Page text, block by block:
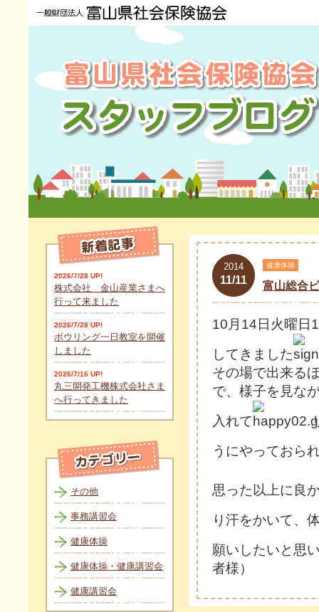
2014
11/11
健康体操
富山総合
10月14日火曜日
してきました
その場で出来る
で、様子を見な
入れて
うにやっておら
思った以上に良
り汗をかいて、
願いしたいと思
者様）
2026/7/28 UP!
株式会社 金山産業さまへ
行って来ました
2026/7/28 UP!
ボウリング一日教室を開催
しました
2026/7/16 UP!
丸三開発工機株式会社さま
へ行ってきました
その他
事務講習会
健康体操
健康体操・健康講習会
健康講習会